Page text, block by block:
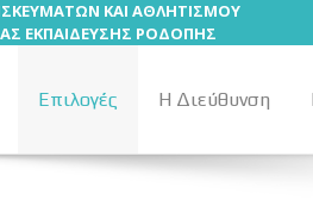
ΚΑΙ ΑΘΛΗΤΙΣΜΟΥ
ΕΚΠΑΙΔΕΥΣΗΣ ΡΟΔΟΠΗΣ
Επιλογές Η Διεύθυνση